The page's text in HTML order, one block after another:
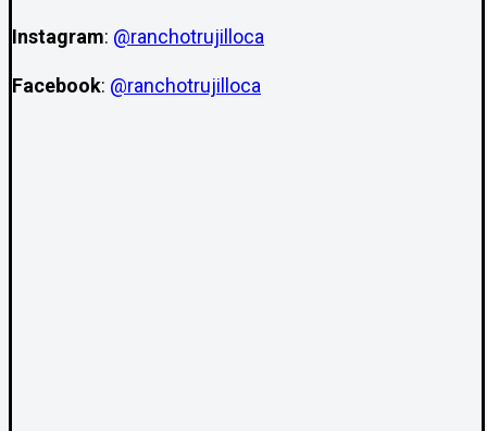
Instagram: @ranchotrujilloca
Facebook: @ranchotrujilloca